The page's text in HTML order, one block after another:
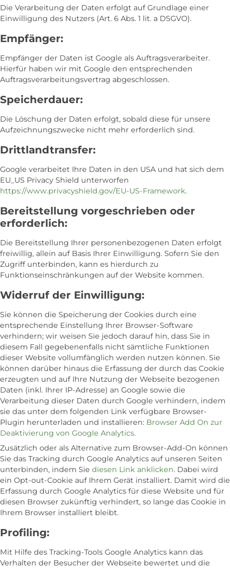
Die Verarbeitung der Daten erfolgt auf Grundlage einer
Einwilligung des Nutzers (Art. 6 Abs. 1 lit. a DSGVO).
Empfänger:
Empfänger der Daten ist Google als Auftragsverarbeiter.
Hierfür haben wir mit Google den entsprechenden
Auftragsverarbeitungsvertrag abgeschlossen.
Speicherdauer:
Die Löschung der Daten erfolgt, sobald diese für unsere
Aufzeichnungszwecke nicht mehr erforderlich sind.
Drittlandtransfer:
Google verarbeitet Ihre Daten in den USA und hat sich dem
EU_US Privacy Shield unterworfen
https://www.privacyshield.gov/EU-US-Framework.
Bereitstellung vorgeschrieben oder
erforderlich:
Die Bereitstellung Ihrer personenbezogenen Daten erfolgt
freiwillig, allein auf Basis Ihrer Einwilligung. Sofern Sie den
Zugriff unterbinden, kann es hierdurch zu
Funktionseinschränkungen auf der Website kommen.
Widerruf der Einwilligung:
Sie können die Speicherung der Cookies durch eine
entsprechende Einstellung Ihrer Browser-Software
verhindern; wir weisen Sie jedoch darauf hin, dass Sie in
diesem Fall gegebenenfalls nicht sämtliche Funktionen
dieser Website vollumfänglich werden nutzen können. Sie
können darüber hinaus die Erfassung der durch das Cookie
erzeugten und auf Ihre Nutzung der Webseite bezogenen
Daten (inkl. Ihrer IP-Adresse) an Google sowie die
Verarbeitung dieser Daten durch Google verhindern, indem
sie das unter dem folgenden Link verfügbare Browser-
Plugin herunterladen und installieren: Browser Add On zur
Deaktivierung von Google Analytics.
Zusätzlich oder als Alternative zum Browser-Add-On können
Sie das Tracking durch Google Analytics auf unseren Seiten
unterbinden, indem Sie diesen Link anklicken. Dabei wird
ein Opt-out-Cookie auf Ihrem Gerät installiert. Damit wird die
Erfassung durch Google Analytics für diese Website und für
diesen Browser zukünftig verhindert, so lange das Cookie in
Ihrem Browser installiert bleibt.
Profiling:
Mit Hilfe des Tracking-Tools Google Analytics kann das
Verhalten der Besucher der Webseite bewertet und die